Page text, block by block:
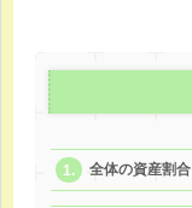
全体の資産割合